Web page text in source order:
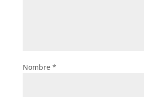
Nombre *